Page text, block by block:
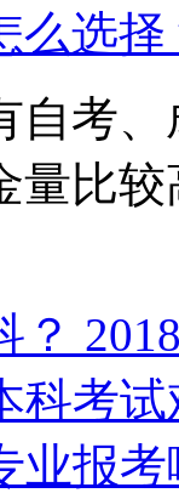
么选
自考
量比
？
科考
业报